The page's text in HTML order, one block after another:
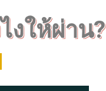
งให้ผ่าน?